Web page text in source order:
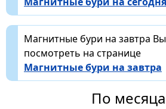
Магнитные бури на завтра
посмотреть на странице
Магнитные бури на завтра
По